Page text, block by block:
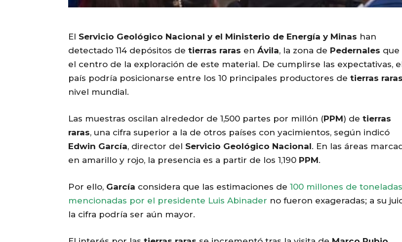
El Servicio Geológico Nacional y el Ministerio de Energía y Minas han
detectado 114 depósitos de tierras raras en Ávila, la zona de Pedernales que
el centro de la exploración de este material. De cumplirse las expectativas,
país podría posicionarse entre los 10 principales productores de tierras raras
nivel mundial.
Las muestras oscilan alrededor de 1,500 partes por millón (PPM) de tierras
raras, una cifra superior a la de otros países con yacimientos, según indicó
Edwin García, director del Servicio Geológico Nacional. En las áreas
en amarillo y rojo, la presencia es a partir de los 1,190 PPM.
Por ello, García considera que las estimaciones de 100 millones de toneladas
mencionadas por el presidente Luis Abinader no fueron exageradas; a su
la cifra podría ser aún mayor.